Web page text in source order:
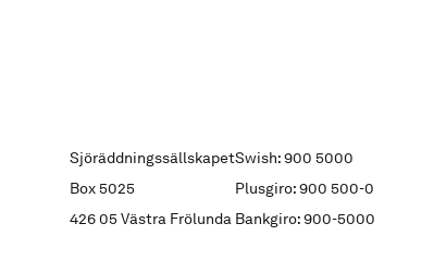
Sjöräddningssällskapet
Box 5025
426 05 Västra Frölunda
Swish: 900 5000
Plusgiro: 900 500-0
Bankgiro: 900-5000